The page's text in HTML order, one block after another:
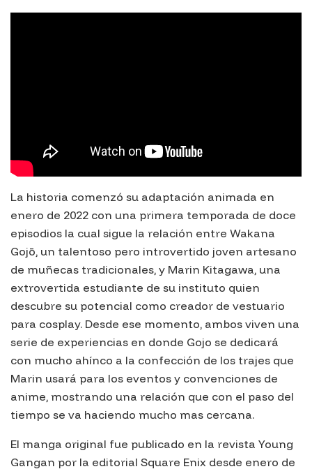
La historia comenzó su adaptación animada en
enero de 2022 con una primera temporada de doce
episodios la cual sigue la relación entre Wakana
Gojō, un talentoso pero introvertido joven artesano
de muñecas tradicionales, y Marin Kitagawa, una
extrovertida estudiante de su instituto quien
descubre su potencial como creador de vestuario
para cosplay. Desde ese momento, ambos viven una
serie de experiencias en donde Gojo se dedicará
con mucho ahínco a la confección de los trajes que
Marin usará para los eventos y convenciones de
anime, mostrando una relación que con el paso del
tiempo se va haciendo mucho mas cercana.
El manga original fue publicado en la revista Young
Gangan por la editorial Square Enix desde enero de